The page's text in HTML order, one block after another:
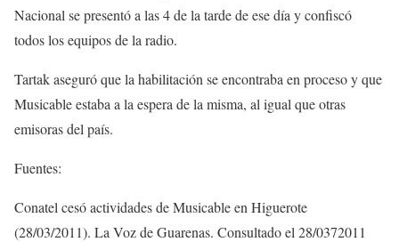
Nacional se presentó a las 4 de la tarde de ese día y confiscó
todos los equipos de la radio.
Tartak aseguró que la habilitación se encontraba en proceso y que
Musicable estaba a la espera de la misma, al igual que otras
emisoras del país.
Fuentes:
Conatel cesó actividades de Musicable en Higuerote
(28/03/2011). La Voz de Guarenas. Consultado el 28/0372011